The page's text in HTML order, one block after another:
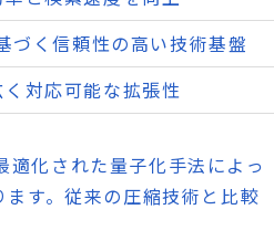
く信頼性の高い技術基盤
対応可能な拡張性
化された量子化手法によっ
す。従来の圧縮技術と比較